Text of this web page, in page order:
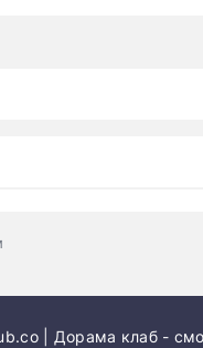
| Дорама клаб -